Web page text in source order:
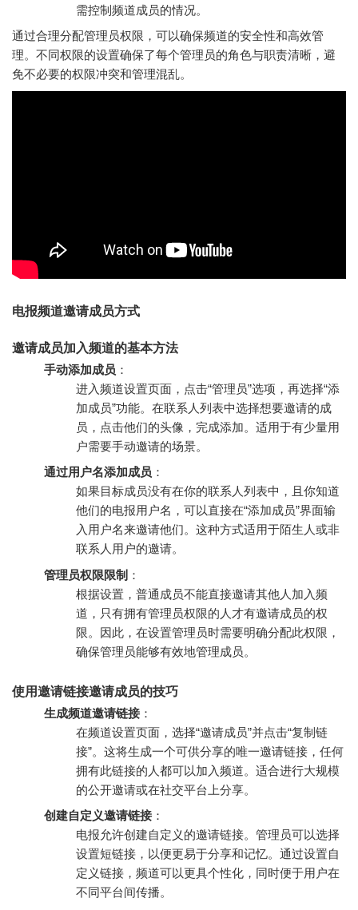
需控制频道成员的情况。
通过合理分配管理员权限，可以确保频道的安全性和高效管
理。不同权限的设置确保了每个管理员的角色与职责清晰，避
免不必要的权限冲突和管理混乱。
电报频道邀请成员方式
邀请成员加入频道的基本方法
手动添加成员 ：
进入频道设置页面，点击“管理员”选项，再选择“添
加成员”功能。在联系人列表中选择想要邀请的成
员，点击他们的头像，完成添加。适用于有少量用
户需要手动邀请的场景。
通过用户名添加成员 ：
如果目标成员没有在你的联系人列表中，且你知道
他们的电报用户名，可以直接在“添加成员”界面输
入用户名来邀请他们。这种方式适用于陌生人或非
联系人用户的邀请。
管理员权限限制 ：
根据设置，普通成员不能直接邀请其他人加入频
道，只有拥有管理员权限的人才有邀请成员的权
限。因此，在设置管理员时需要明确分配此权限，
确保管理员能够有效地管理成员。
使用邀请链接邀请成员的技巧
生成频道邀请链接 ：
在频道设置页面，选择“邀请成员”并点击“复制链
接”。这将生成一个可供分享的唯一邀请链接，任何
拥有此链接的人都可以加入频道。适合进行大规模
的公开邀请或在社交平台上分享。
创建自定义邀请链接 ：
电报允许创建自定义的邀请链接。管理员可以选择
设置短链接，以便更易于分享和记忆。通过设置自
定义链接，频道可以更具个性化，同时便于用户在
不同平台间传播。